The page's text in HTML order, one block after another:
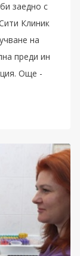
заедно с
Клиник
на
преди ин
Още -